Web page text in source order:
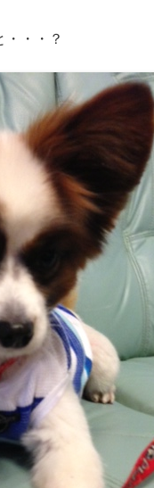
・・？